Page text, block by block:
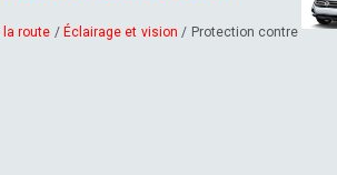
la route / Éclairage et vision / Protection contre